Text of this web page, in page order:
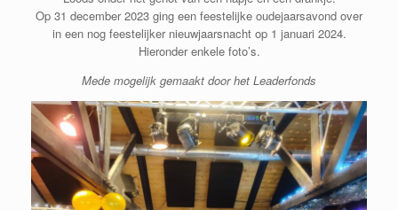
Op 31 december 2023 ging een feestelijke oudejaarsavond over
in een nog feestelijker nieuwjaarsnacht op 1 januari 2024.
Hieronder enkele foto’s.
Mede mogelijk gemaakt door het Leaderfonds